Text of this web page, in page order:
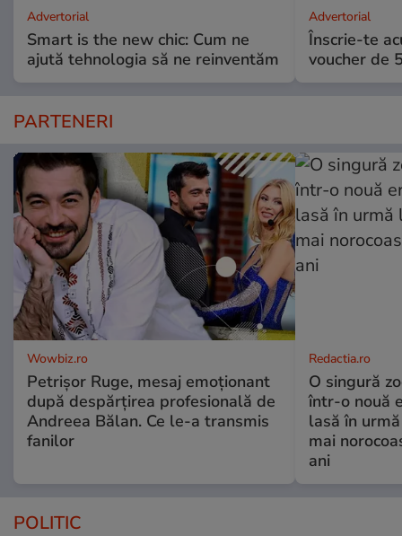
Advertorial
Smart is the new chic: Cum ne
ajută tehnologia să ne reinventăm
Advertorial
Înscrie-te
voucher de
PARTENERI
Wowbiz.ro
Petrișor Ruge, mesaj emoționant
după despărțirea profesională de
Andreea Bălan. Ce le-a transmis
fanilor
Redactia.ro
O singură
într-o nouă
lasă în
mai
ani
POLITIC